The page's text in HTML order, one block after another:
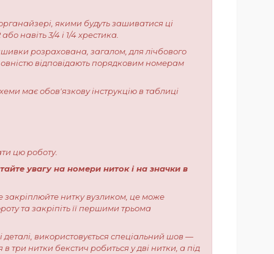
якими будуть зашиватися ці
навіть 3/4 і 1/4 хрестика.
розрахована, загалом, для лічбового
відповідають порядковим номерам
має обов'язкову інструкцію в таблиці
цю роботу.
увагу на номери ниток і на значки в
нитку вузликом, це може
та закріпіть її першими трьома
використовується спеціальний шов —
три нитки бекстич робиться у дві нитки, а під